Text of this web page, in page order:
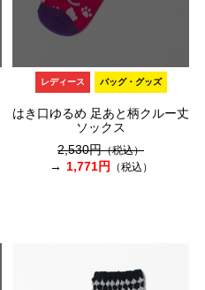
レディース バッグ・グッズ
はき口ゆるめ 足あと柄クルー丈
ソックス
2,530円（税込）
1,771円 （税込）